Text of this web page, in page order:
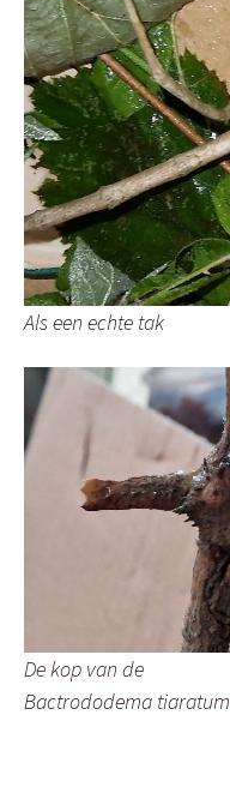
Als een echte tak
De kop van de
Bactrododema tiaratum